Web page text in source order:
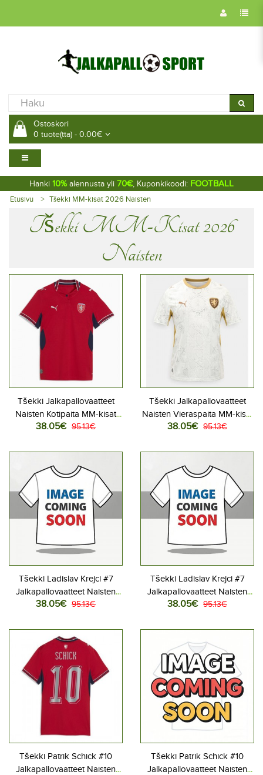
Ostoskori
0 tuote(tta) - 0.00€
Hanki 10% alennusta yli 70€, Kuponkikoodi: FOOTBALL
Etusivu Tšekki MM-kisat 2026 Naisten
Tšekki MM-Kisat 2026
Naisten
Tšekki Jalkapallovaatteet
Naisten Kotipaita MM-kisat
2026 Lyhythihainen
38.05€ 95.13€
Tšekki Jalkapallovaatteet
Naisten Vieraspaita MM-kisat
2026 Lyhythihainen
38.05€ 95.13€
Tšekki Ladislav Krejci #7
Jalkapallovaatteet Naisten
Kotipaita MM-kisat 2026
38.05€ 95.13€
Tšekki Ladislav Krejci #7
Jalkapallovaatteet Naisten
Vieraspaita MM-kisat 2026
38.05€ 95.13€
Tšekki Patrik Schick #10
Jalkapallovaatteet Naisten
Tšekki Patrik Schick #10
Jalkapallovaatteet Naisten